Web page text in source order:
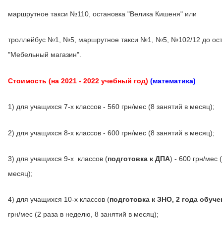
маршрутное такси №110, остановка "Велика Кишеня" или
троллейбус №1, №5, маршрутное такси №1, №5, №102/12 до
"Мебельный магазин".
Стоимость (на 2021 - 2022 учебный год) (математика)
1) для учащихся 7-х классов - 560 грн/мес (8 занятий в месяц);
2) для учащихся 8-х классов - 600 грн/мес (8 занятий в месяц);
3) для учащихся 9-х классов (подготовка к ДПА) - 600 грн/мес
месяц);
4) для учащихся 10-х классов (подготовка к ЗНО, 2 года
грн/мес (2 раза в неделю, 8 занятий в месяц);